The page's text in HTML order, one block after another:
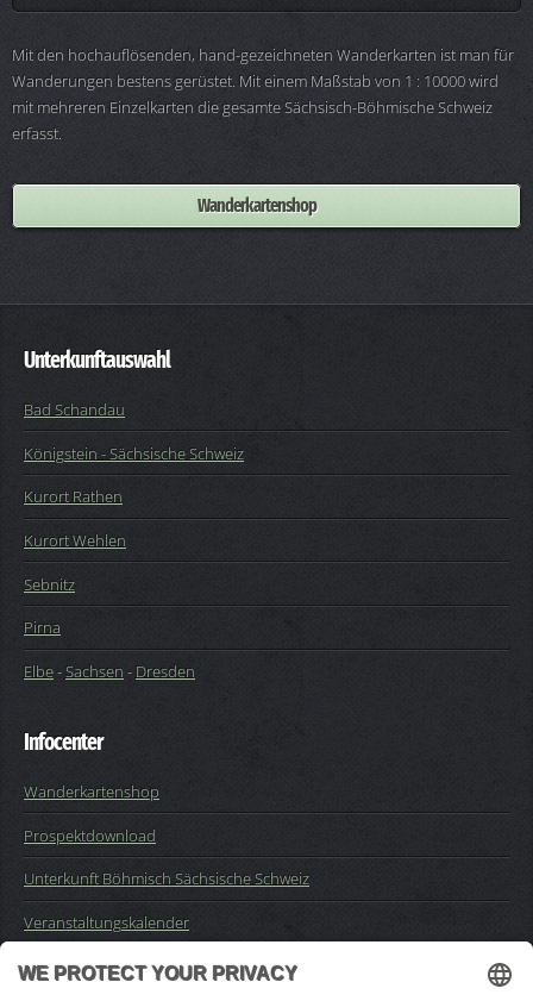
Mit den hochauflösenden, hand-gezeichneten Wanderkarten ist man für
Wanderungen bestens gerüstet. Mit einem Maßstab von 1 : 10000 wird
mit mehreren Einzelkarten die gesamte Sächsisch-Böhmische Schweiz
erfasst.
Wanderkartenshop
Unterkunftauswahl
Bad Schandau
Königstein - Sächsische Schweiz
Kurort Rathen
Kurort Wehlen
Sebnitz
Pirna
Elbe-Sachsen - Dresden
Infocenter
Wanderkartenshop
Prospektdownload
Unterkunft Böhmisch Sächsische Schweiz
Veranstaltungskalender